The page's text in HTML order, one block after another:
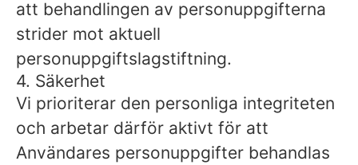
att behandlingen av personuppgifterna
strider mot aktuell
personuppgiftslagstiftning.
4. Säkerhet
Vi prioriterar den personliga integriteten
och arbetar därför aktivt för att
Användares personuppgifter behandlas